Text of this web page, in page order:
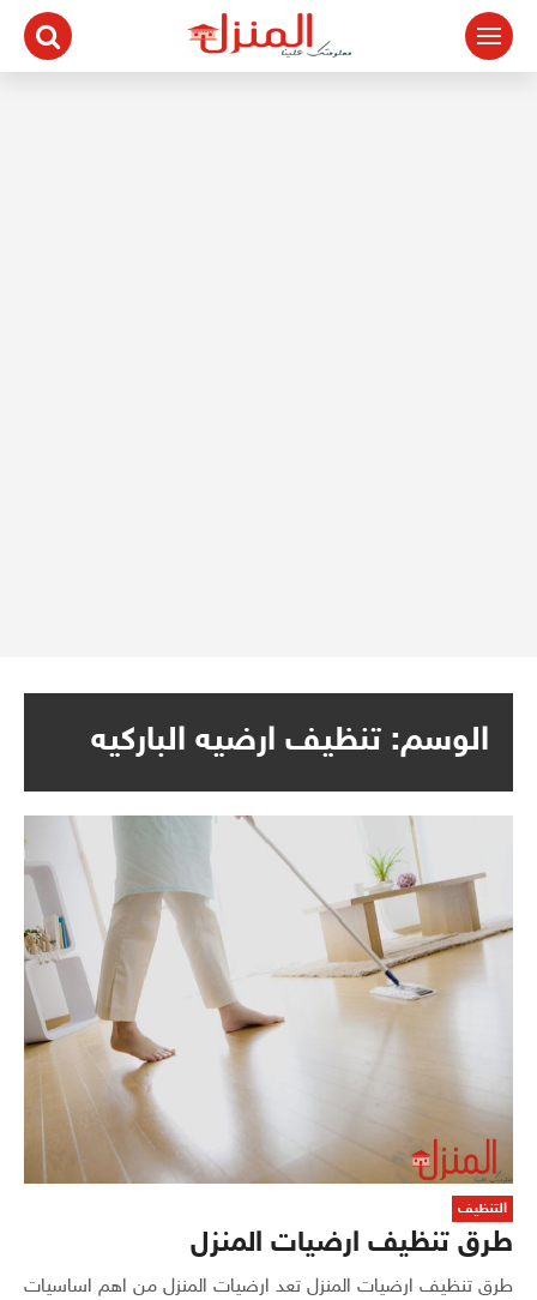
التجاوز
المحتوى
الوسم: تنظيف ارضيه الباركيه
التنظيف
طرق تنظيف ارضيات المنزل
طرق تنظيف ارضيات المنزل تعد ارضيات المنزل من اهم اساسيات